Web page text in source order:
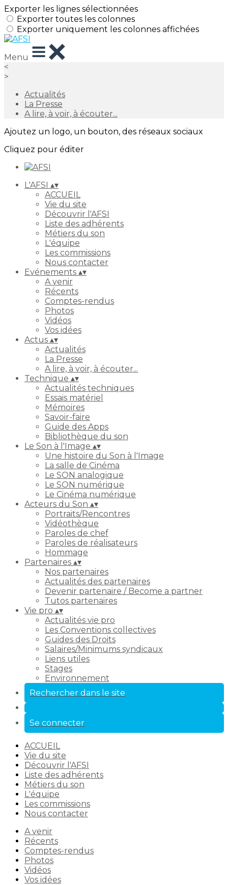
Exporter les lignes sélectionnées
Exporter toutes les colonnes
Exporter uniquement les colonnes affichées
Menu
<
>
Actualités
La Presse
A lire, à voir, à écouter...
Ajoutez un logo, un bouton, des réseaux sociaux
Cliquez pour éditer
L'AFSI ▴▾
ACCUEIL
Vie du site
Découvrir l'AFSI
Liste des adhérents
Métiers du son
L'équipe
Les commissions
Nous contacter
Evénements ▴▾
A venir
Récents
Comptes-rendus
Photos
Vidéos
Vos idées
Actus ▴▾
Actualités
La Presse
A lire, à voir, à écouter...
Technique ▴▾
Actualités techniques
Essais matériel
Mémoires
Savoir-faire
Guide des Apps
Bibliothèque du son
Le Son à l'Image ▴▾
Une histoire du Son à l'Image
La salle de Cinéma
Le SON analogique
Le SON numérique
Le Cinéma numérique
Acteurs du Son ▴▾
Portraits/Rencontres
Vidéothèque
Paroles de chef
Paroles de réalisateurs
Hommage
Partenaires ▴▾
Nos partenaires
Actualités des partenaires
Devenir partenaire / Become a partner
Tutos partenaires
Vie pro ▴▾
Actualités vie pro
Les Conventions collectives
Guides des Droits
Salaires/Minimums syndicaux
Liens utiles
Stages
Environnement
Rechercher dans le site
Se connecter
ACCUEIL
Vie du site
Découvrir l'AFSI
Liste des adhérents
Métiers du son
L'équipe
Les commissions
Nous contacter
A venir
Récents
Comptes-rendus
Photos
Vidéos
Vos idées